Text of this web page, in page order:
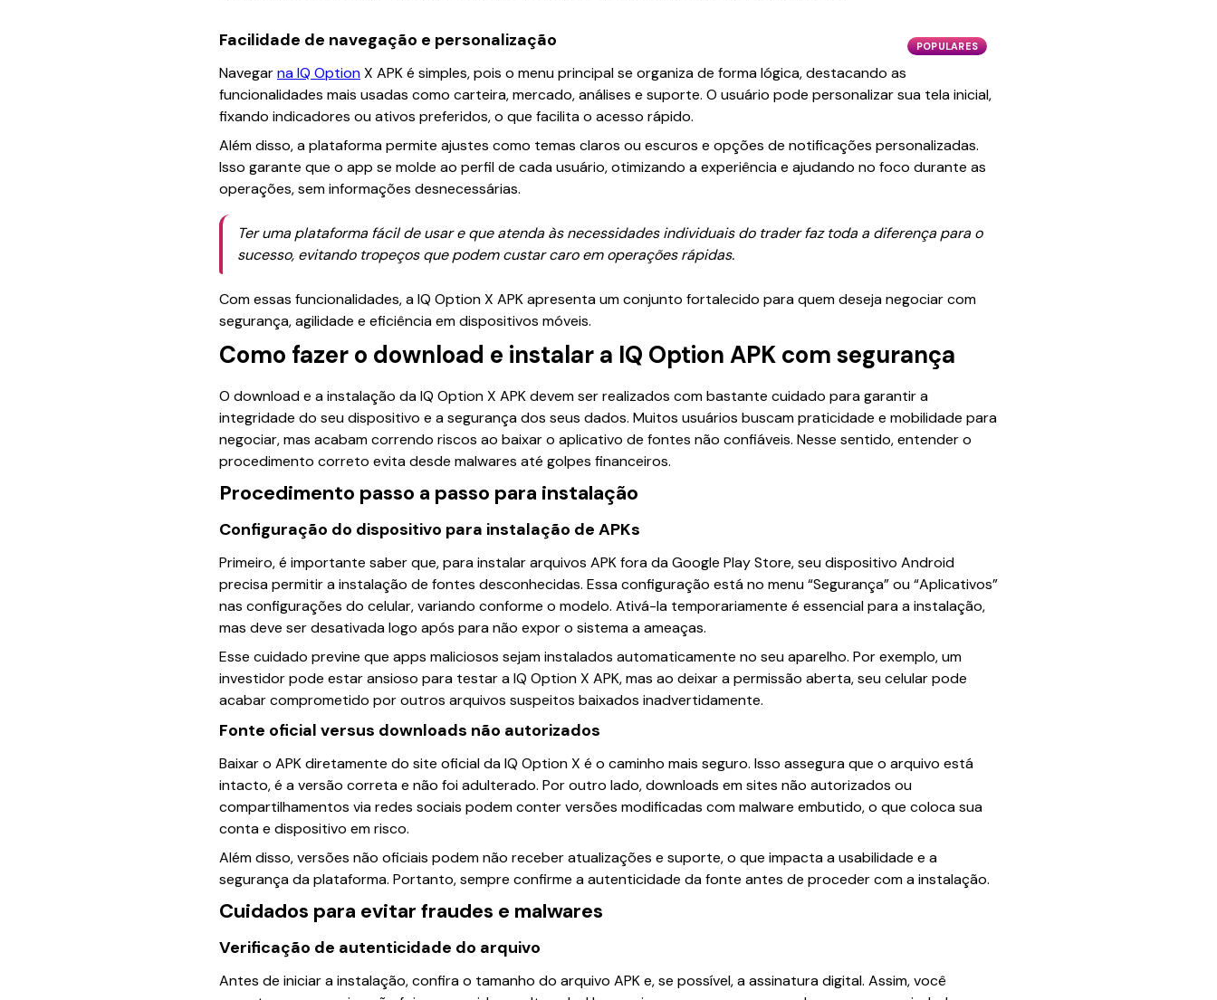
POPULARES
Facilidade de navegação e personalização
Navegarna IQ OptionX APK é simples, pois o menu principal se organiza de forma lógica, destacando as
funcionalidades mais usadas como carteira, mercado, análises e suporte. O usuário pode personalizar sua tela inicial,
fixando indicadores ou ativos preferidos, o que facilita o acesso rápido.
Além disso, a plataforma permite ajustes como temas claros ou escuros e opções de notificações personalizadas.
Isso garante que o app se molde ao perfil de cada usuário, otimizando a experiência e ajudando no foco durante as
operações, sem informações desnecessárias.
Ter uma plataforma fácil de usar e que atenda às necessidades individuais do trader faz toda a diferença para o
sucesso, evitando tropeços que podem custar caro em operações rápidas.
Com essas funcionalidades, a IQ Option X APK apresenta um conjunto fortalecido para quem deseja negociar com
segurança, agilidade e eficiência em dispositivos móveis.
Como fazer o download e instalar a IQ Option APK com segurança
O download e a instalação da IQ Option X APK devem ser realizados com bastante cuidado para garantir a
integridade do seu dispositivo e a segurança dos seus dados. Muitos usuários buscam praticidade e mobilidade para
negociar, mas acabam correndo riscos ao baixar o aplicativo de fontes não confiáveis. Nesse sentido, entender o
procedimento correto evita desde malwares até golpes financeiros.
Procedimento passo a passo para instalação
Configuração do dispositivo para instalação de APKs
Primeiro, é importante saber que, para instalar arquivos APK fora da Google Play Store, seu dispositivo Android
precisa permitir a instalação de fontes desconhecidas. Essa configuração está no menu “Segurança” ou “Aplicativos”
nas configurações do celular, variando conforme o modelo. Ativá-la temporariamente é essencial para a instalação,
mas deve ser desativada logo após para não expor o sistema a ameaças.
Esse cuidado previne que apps maliciosos sejam instalados automaticamente no seu aparelho. Por exemplo, um
investidor pode estar ansioso para testar a IQ Option X APK, mas ao deixar a permissão aberta, seu celular pode
acabar comprometido por outros arquivos suspeitos baixados inadvertidamente.
Fonte oficial versus downloads não autorizados
Baixar o APK diretamente do site oficial da IQ Option X é o caminho mais seguro. Isso assegura que o arquivo está
intacto, é a versão correta e não foi adulterado. Por outro lado, downloads em sites não autorizados ou
compartilhamentos via redes sociais podem conter versões modificadas com malware embutido, o que coloca sua
conta e dispositivo em risco.
Além disso, versões não oficiais podem não receber atualizações e suporte, o que impacta a usabilidade e a
segurança da plataforma. Portanto, sempre confirme a autenticidade da fonte antes de proceder com a instalação.
Cuidados para evitar fraudes e malwares
Verificação de autenticidade do arquivo
Antes de iniciar a instalação, confira o tamanho do arquivo APK e, se possível, a assinatura digital. Assim, você